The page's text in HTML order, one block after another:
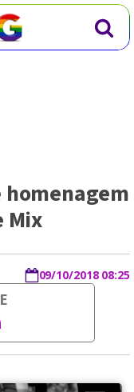
homenagem
Mix
09/10/2018 08:25